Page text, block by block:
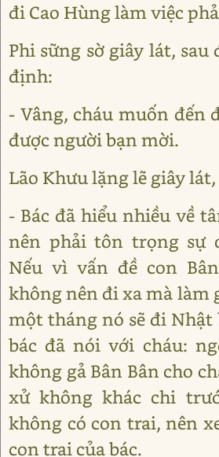
đi Cao Hùng làm việc
Phi sững sờ giây lát, sau
định:
- Vâng, cháu muốn đến
được người bạn mời.
Lão Khưu lặng lẽ giây
- Bác đã hiểu nhiều về
nên phải tôn trọng sự
Nếu vì vấn đề con
không nên đi xa mà làm
một tháng nó sẽ đi Nhật
bác đã nói với cháu:
không gả Bân Bân cho
xử không khác chi
không có con trai, nên
con trai của bác.